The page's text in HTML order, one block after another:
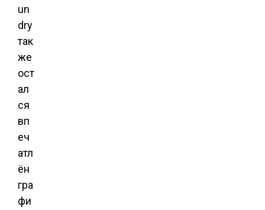
un
dry
так
же
ост
ал
ся
вп
еч
атл
ён
гра
фи